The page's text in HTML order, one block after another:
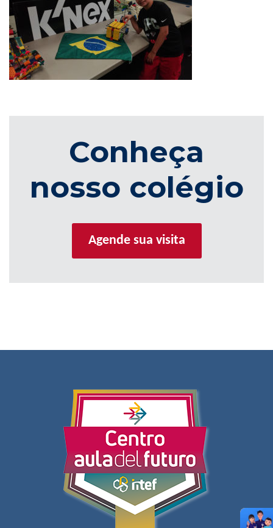
Conheça
nosso colégio
Agende sua visita